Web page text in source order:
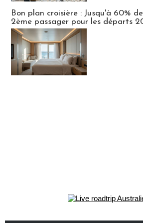
Bon plan croisière : Jusqu'à 60%
2ème passager pour les départs